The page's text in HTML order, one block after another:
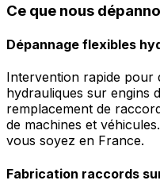
Ce que nous
Dépannage flexibles
Intervention rapide pour
hydrauliques sur engins
remplacement de
de machines et
vous soyez en France.
Fabrication raccords